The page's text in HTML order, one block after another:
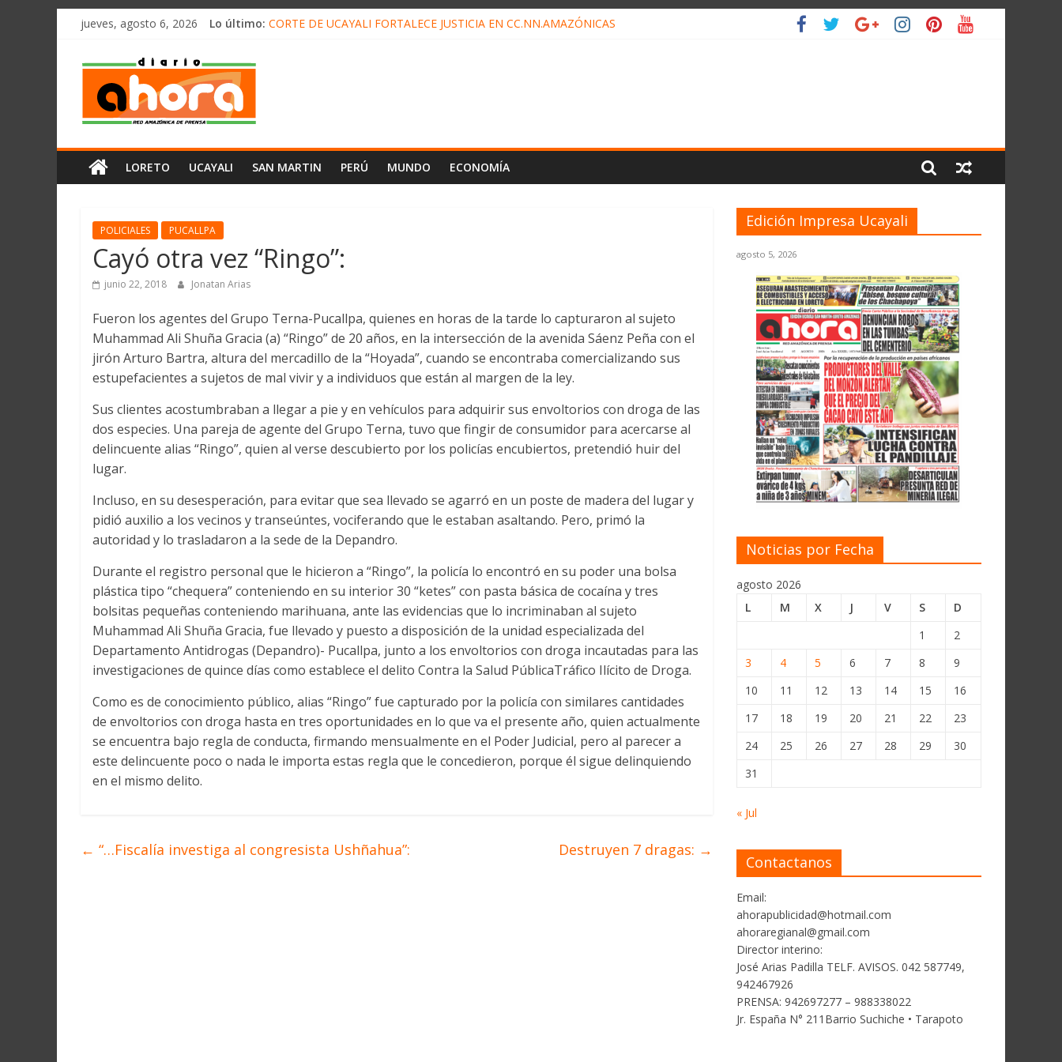
олимп казино
Saltarjueves, agosto 6, 2026 Lo último: CORTE DE UCAYALI FORTALECE JUSTICIA EN CC.NN.AMAZÓNICAS
Diario
Ahora
Cadena
Amazónica
de
Noticias
del
Perú,
Mundo
Ucayali,
San
Martín
LORETO UCAYALI SAN MARTIN PERÚ MUNDO ECONOMÍA
POLICIALES PUCALLPA
Cayó otra vez “Ringo”:
junio 22, 2018 Jonatan Arias
Fueron los agentes del Grupo Terna-Pucallpa, quienes en horas de la tarde lo capturaron al sujeto
Muhammad Ali Shuña Gracia (a) “Ringo” de 20 años, en la intersección de la avenida Sáenz Peña con el
jirón Arturo Bartra, altura del mercadillo de la “Hoyada”, cuando se encontraba comercializando sus
estupefacientes a sujetos de mal vivir y a individuos que están al margen de la ley.
Sus clientes acostumbraban a llegar a pie y en vehículos para adquirir sus envoltorios con droga de las
dos especies. Una pareja de agente del Grupo Terna, tuvo que fingir de consumidor para acercarse al
delincuente alias “Ringo”, quien al verse descubierto por los policías encubiertos, pretendió huir del
lugar.
Incluso, en su desesperación, para evitar que sea llevado se agarró en un poste de madera del lugar y
pidió auxilio a los vecinos y transeúntes, vociferando que le estaban asaltando. Pero, primó la
autoridad y lo trasladaron a la sede de la Depandro.
Durante el registro personal que le hicieron a “Ringo”, la policía lo encontró en su poder una bolsa
plástica tipo “chequera” conteniendo en su interior 30 “ketes” con pasta básica de cocaína y tres
bolsitas pequeñas conteniendo marihuana, ante las evidencias que lo incriminaban al sujeto
Muhammad Ali Shuña Gracia, fue llevado y puesto a disposición de la unidad especializada del
Departamento Antidrogas (Depandro)- Pucallpa, junto a los envoltorios con droga incautadas para las
investigaciones de quince días como establece el delito Contra la Salud PúblicaTráfico Ilícito de Droga.
Como es de conocimiento público, alias “Ringo” fue capturado por la policía con similares cantidades
de envoltorios con droga hasta en tres oportunidades en lo que va el presente año, quien actualmente
se encuentra bajo regla de conducta, firmando mensualmente en el Poder Judicial, pero al parecer a
este delincuente poco o nada le importa estas regla que le concedieron, porque él sigue delinquiendo
en el mismo delito.
← “…Fiscalía investiga al congresista Ushñahua”: Destruyen 7 dragas: →
Edición Impresa Ucayali
agosto 5, 2026
Noticias por Fecha
agosto 2026
L
M X J V S
D
1
2
3
4 5 6 7 8
9
10
11 12 13 14 15
16
17
18 19 20 21 22
23
24
25 26 27 28 29
30
31
« Jul
Contactanos
Email:
ahorapublicidad@hotmail.com
ahoraregianal@gmail.com
Director interino:
José Arias Padilla TELF. AVISOS. 042 587749,
942467926
PRENSA: 942697277 – 988338022
Jr. España N° 211Barrio Suchiche • Tarapoto